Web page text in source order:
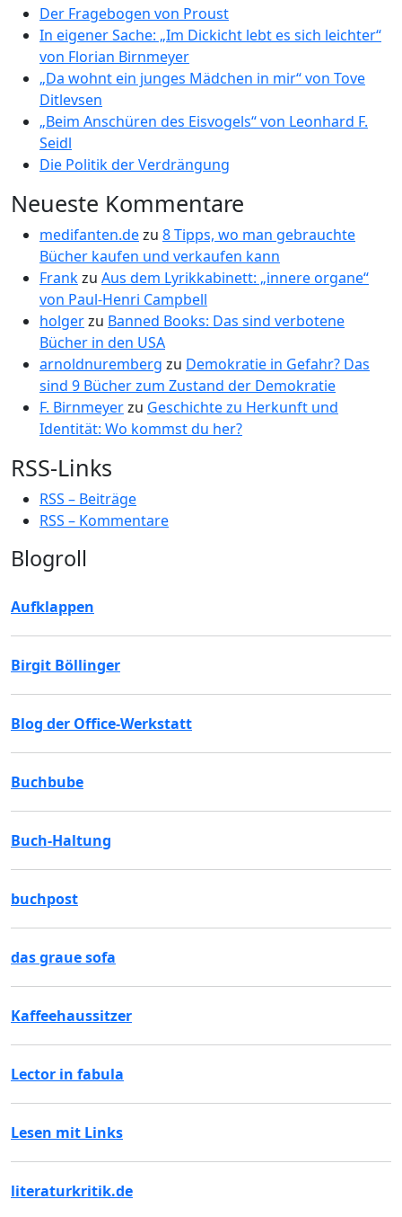
Der Fragebogen von Proust
In eigener Sache: „Im Dickicht lebt es sich leichter“
von Florian Birnmeyer
„Da wohnt ein junges Mädchen in mir“ von Tove
Ditlevsen
„Beim Anschüren des Eisvogels“ von Leonhard F.
Seidl
Die Politik der Verdrängung
Neueste Kommentare
medifanten.dezu 8 Tipps, wo man gebrauchte
Bücher kaufen und verkaufen kann
Frankzu Aus dem Lyrikkabinett: „innere organe“
von Paul-Henri Campbell
holgerzu Banned Books: Das sind verbotene
Bücher in den USA
arnoldnuremberg zu Demokratie in Gefahr? Das
sind 9 Bücher zum Zustand der Demokratie
F. Birnmeyerzu Geschichte zu Herkunft und
Identität: Wo kommst du her?
RSS-Links
RSS – Beiträge
RSS – Kommentare
Blogroll
Aufklappen
Birgit Böllinger
Blog der Office-Werkstatt
Buchbube
Buch-Haltung
buchpost
das graue sofa
Kaffeehaussitzer
Lector in fabula
Lesen mit Links
literaturkritik.de